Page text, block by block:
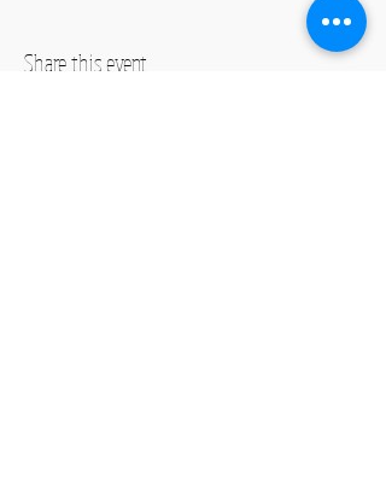
Share this event